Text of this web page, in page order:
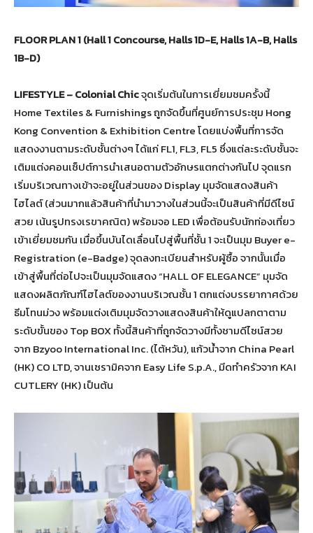
FLOOR PLAN 1 (Hall 1 Concourse, Halls 1D-E, Halls 1A-B, Halls
1B-D)
LIFESTYLE–ColonialChicจุดเริ่มต้นในการเยี่ยมชมครั้งนี้
Home Textiles & Furnishings ถูกจัดขึ้นที่ศูนย์การประชุม Hong
Kong Convention & Exhibition Centre โดยแบ่งพื้นที่การจัด
แสดงงานตามระดับชั้นต่างๆ ได้แก่ FL1, FL3, FL5 ซึ่งแต่ละระดับชั้นจะ
เติมแต่งคอนเซ็ปต์การนำเสนอตามตัวอักษรแตกต่างกันไป จุดแรก
เริ่มบริเวณทางเข้าจะอยู่ในส่วนของ Display มุมจัดแสดงสินค้า
ไฮไลต์ (ส่วนมากแล้วสินค้าที่นำมาวางในส่วนนี้จะเป็นสินค้าที่มีดีไซน์
สวย เน้นรูปทรงเรขาคณิต) พร้อมจอ LED เพื่อต้อนรับนักท่องเที่ยว
เข้าเยี่ยมชมกัน เมื่อขึ้นบันไดเลื่อนไปสู่พื้นที่ชั้น 1 จะเป็นมุม Buyer e-
Registration (e-Badge) จุดลงทะเบียนสำหรับผู้ซื้อ จากนั้นเมื่อ
เข้าสู่พื้นที่ต่อไปจะเป็นมุมจัดแสดง “HALL OF ELEGANCE” มุมจัด
แสดงผลิตภัณฑ์ไฮไลต์ของงานบริเวณชั้น 1 ตกแต่งบรรยากาศด้วย
ธีมโทนม่วง พร้อมแต่งเติมมุมจัดวางแสดงสินค้าให้ดูแปลกตาตาม
ระดับขั้นของ Top BOX ทั้งนี้สินค้าที่ถูกจัดวางมีทั้งชามดีไซน์สวย
จาก Bzyoo International Inc. (ไต้หวัน), แก้วน้ำจาก China Pearl
(HK) CO LTD, จานเซรามิคจาก Easy Life S.p.A., มีดทำครัวจาก KAI
CUTLERY (HK) เป็นต้น